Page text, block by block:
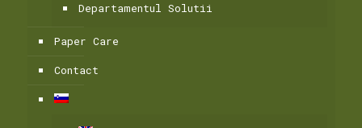
Departamentul Solutii
Paper Care
Contact